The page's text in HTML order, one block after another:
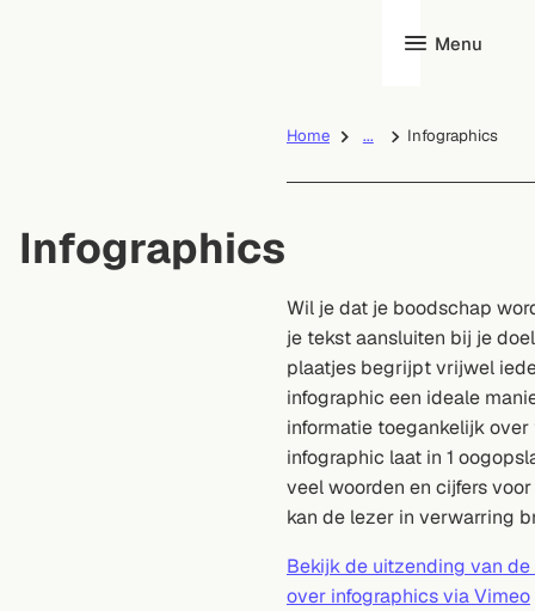
Menu
Home ... Infographics
Infographics
Wil je dat je boodschap
je tekst aansluiten bij je
plaatjes begrijpt vrijwel
infographic een ideale
informatie toegankelijk
infographic laat in 1
veel woorden en cijfers
kan de lezer in verwarring
Bekijk de uitzending van
over infographics via Vimeo